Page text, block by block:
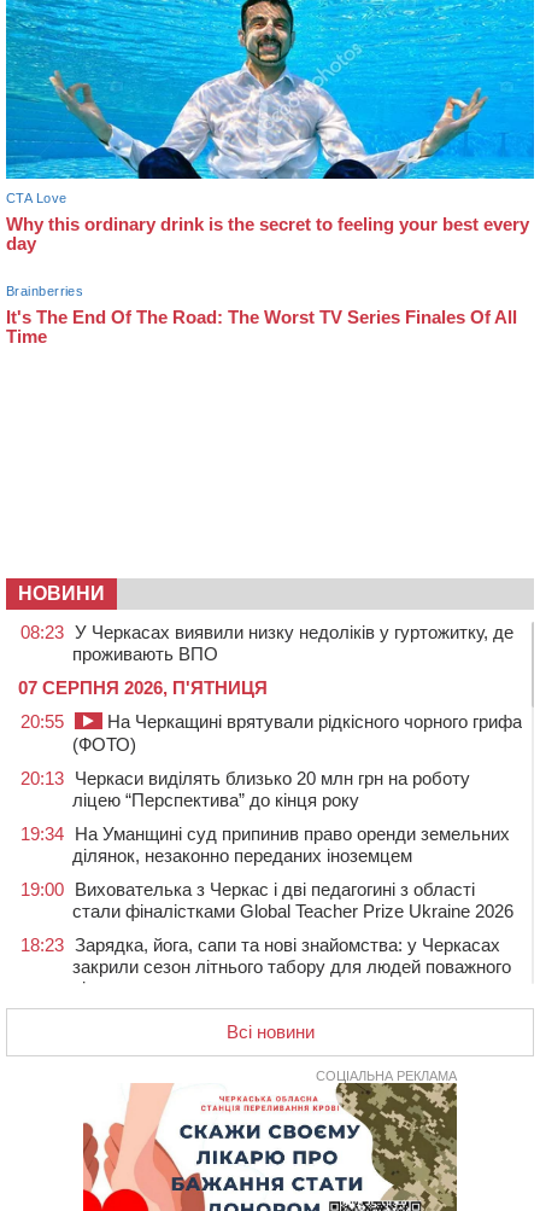
НОВИНИ
08:23 У Черкасах виявили низку недоліків у гуртожитку, де
проживають ВПО
07 СЕРПНЯ 2026, П'ЯТНИЦЯ
20:55
На Черкащині врятували рідкісного чорного грифа
(ФОТО)
20:13 Черкаси виділять близько 20 млн грн на роботу
ліцею “Перспектива” до кінця року
19:34 На Уманщині суд припинив право оренди земельних
ділянок, незаконно переданих іноземцем
19:00 Вихователька з Черкас і дві педагогині з області
стали фіналістками Global Teacher Prize Ukraine 2026
18:23 Зарядка, йога, сапи та нові знайомства: у Черкасах
закрили сезон літнього табору для людей поважного
віку
“Це страшна несправедливість”: мати хворого на
ОВА виділити кошти на дороговартісні ліки
На Уманщині судитимуть колишню очільницю відділу
освіти через закупівлю електрики за завищеною
ціною
У Черкасах провели в останню путь двох
Всі новини
СОЦІАЛЬНА РЕКЛАМА